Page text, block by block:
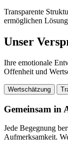
Transparente
ermöglichen
Unser
Ihre emotionale
Offenheit und
Wertschätzung
Gemeinsam in
Jede Begegnung
Aufmerksamkeit.